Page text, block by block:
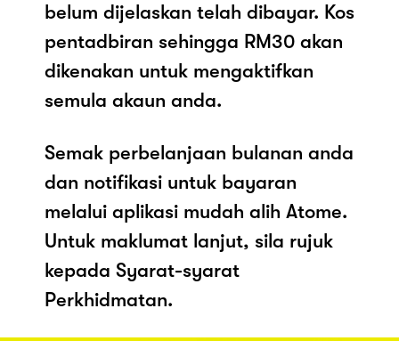
belum dijelaskan telah dibayar. Kos
pentadbiran sehingga RM30 akan
dikenakan untuk mengaktifkan
semula akaun anda.
Semak perbelanjaan bulanan anda
dan notifikasi untuk bayaran
melalui aplikasi mudah alih Atome.
Untuk maklumat lanjut, sila rujuk
kepada Syarat-syarat
Perkhidmatan.